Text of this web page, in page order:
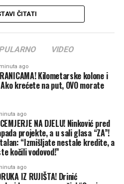
Trnove, koja će
na ovaj
dane koje smo
obilježili.
Trnova
na
ali i svima u
zdravlje,
,
priznao da su
potrebne, ali pet
ni za jedan konkretan korak
uspostavi što jasno pokazuje
prioritet – navela je ona.
predvidi svaku krizu, jer to
ozbiljna Vlada ima plan, osim
je jedini plan da se održi na
na svjetskom tržištu,
ČITATI
VIDEO
ago
Kilometarske kolone i
krećete na put, OVO morate
ago
NA DJELU! Ninković pred
projekte, a u sali glasa “ZA”!
“Izmišljate nestale kredite, a
kočili vodovod!”
ago
IZ RUJIŠTA! Drinić